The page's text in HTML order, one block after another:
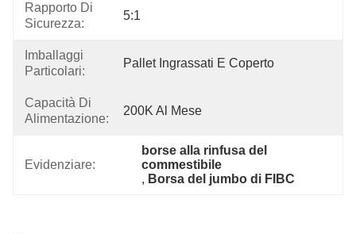
Rapporto Di
Sicurezza:
5:1
Imballaggi
Particolari:
Pallet Ingrassati E Coperto
Capacità Di
Alimentazione:
200K Al Mese
Evidenziare:
borse alla rinfusa del
commestibile
, Borsa del jumbo di FIBC